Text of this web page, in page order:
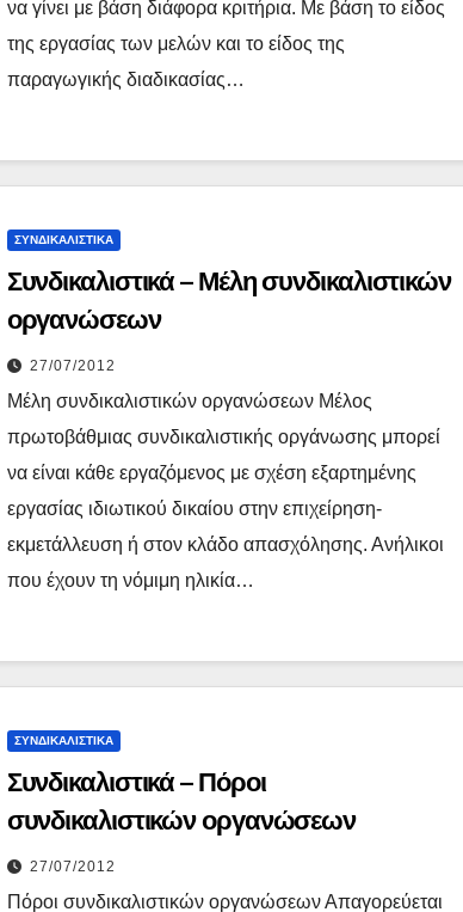
να γίνει με βάση διάφορα κριτήρια. Με βάση το είδος
της εργασίας των μελών και το είδος της
παραγωγικής διαδικασίας…
ΣΥΝΔΙΚΑΛΙΣΤΙΚΆ
Συνδικαλιστικά – Μέλη συνδικαλιστικών
οργανώσεων
27/07/2012
Μέλη συνδικαλιστικών οργανώσεων Μέλος
πρωτοβάθμιας συνδικαλιστικής οργάνωσης μπορεί
να είναι κάθε εργαζόμενος με σχέση εξαρτημένης
εργασίας ιδιωτικού δικαίου στην επιχείρηση-
εκμετάλλευση ή στον κλάδο απασχόλησης. Ανήλικοι
που έχουν τη νόμιμη ηλικία…
ΣΥΝΔΙΚΑΛΙΣΤΙΚΆ
Συνδικαλιστικά – Πόροι
συνδικαλιστικών οργανώσεων
27/07/2012
Πόροι συνδικαλιστικών οργανώσεων Απαγορεύεται